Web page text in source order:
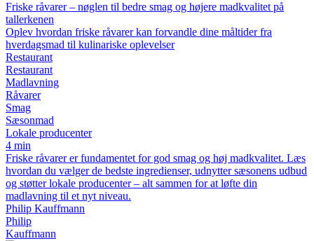
Friske råvarer – nøglen til bedre smag og højere madkvalitet på
tallerkenen
Oplev hvordan friske råvarer kan forvandle dine måltider fra
hverdagsmad til kulinariske oplevelser
Restaurant
Restaurant
Madlavning
Råvarer
Smag
Sæsonmad
Lokale producenter
4 min
Friske råvarer er fundamentet for god smag og høj madkvalitet. Læs
hvordan du vælger de bedste ingredienser, udnytter sæsonens udbud
og støtter lokale producenter – alt sammen for at løfte din
madlavning til et nyt niveau.
Philip Kauffmann
Philip
Kauffmann